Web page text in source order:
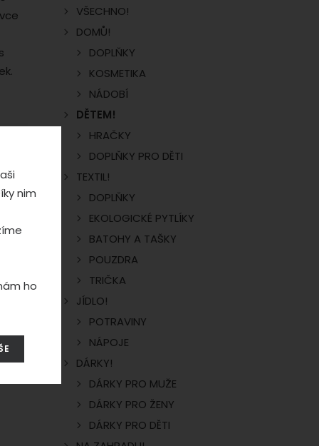
nim
ho
VŠECHNO!
DOMŮ!
DOPLŇKY
KOSMETIKA
NÁDOBÍ
DĚTEM!
HRAČKY
DOPLŇKY PRO DĚTI
TEXTIL!
DOPLŇKY
EKOLOGICKÉ PYTLÍKY
BATOHY A TAŠKY
POUZDRA
TRIČKA
JÍDLO!
POTRAVINY
NÁPOJE
DÁRKY!
DÁRKY PRO MUŽE
DÁRKY PRO ŽENY
DÁRKY PRO DĚTI